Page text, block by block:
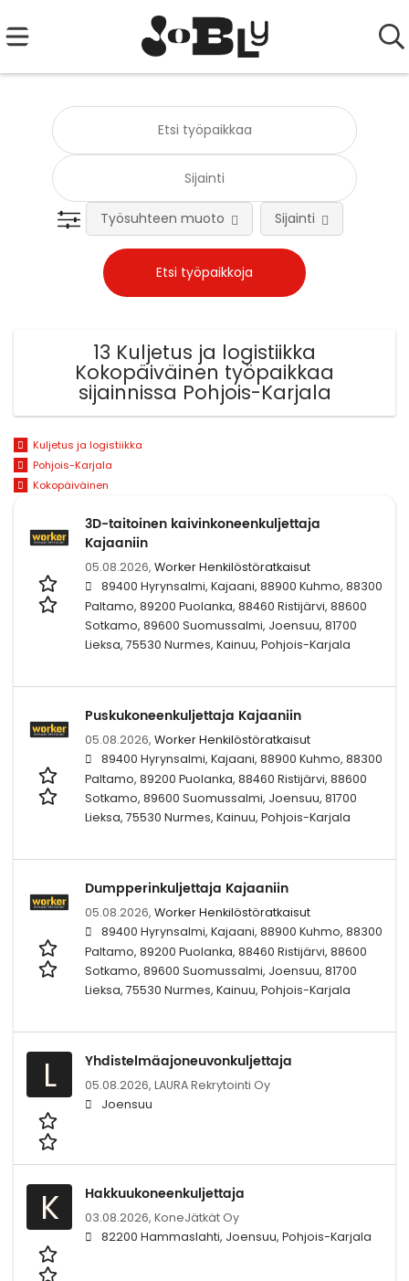
Työsuhteen muoto Sijainti
13 Kuljetus ja logistiikka
Kokopäiväinen työpaikkaa
sijainnissa Pohjois-Karjala
Kuljetus ja logistiikka
Pohjois-Karjala
Kokopäiväinen
3D-taitoinen kaivinkoneenkuljettaja
Kajaaniin
05.08.2026, Worker Henkilöstöratkaisut
89400 Hyrynsalmi, Kajaani, 88900 Kuhmo, 88300
Paltamo, 89200 Puolanka, 88460 Ristijärvi, 88600
Sotkamo, 89600 Suomussalmi, Joensuu, 81700
Lieksa, 75530 Nurmes, Kainuu, Pohjois-Karjala
Puskukoneenkuljettaja Kajaaniin
05.08.2026, Worker Henkilöstöratkaisut
89400 Hyrynsalmi, Kajaani, 88900 Kuhmo, 88300
Paltamo, 89200 Puolanka, 88460 Ristijärvi, 88600
Sotkamo, 89600 Suomussalmi, Joensuu, 81700
Lieksa, 75530 Nurmes, Kainuu, Pohjois-Karjala
Dumpperinkuljettaja Kajaaniin
05.08.2026, Worker Henkilöstöratkaisut
89400 Hyrynsalmi, Kajaani, 88900 Kuhmo, 88300
Paltamo, 89200 Puolanka, 88460 Ristijärvi, 88600
Sotkamo, 89600 Suomussalmi, Joensuu, 81700
Lieksa, 75530 Nurmes, Kainuu, Pohjois-Karjala
L Yhdistelmäajoneuvonkuljettaja
05.08.2026, LAURA Rekrytointi Oy
Joensuu
K Hakkuukoneenkuljettaja
03.08.2026, KoneJätkät Oy
82200 Hammaslahti, Joensuu, Pohjois-Karjala